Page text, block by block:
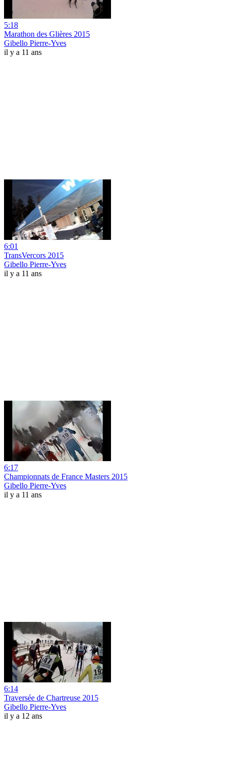
5:18
Marathon des Glières 2015
Gibello Pierre-Yves
il y a 11 ans
6:01
TransVercors 2015
Gibello Pierre-Yves
il y a 11 ans
6:17
Championnats de France Masters 2015
Gibello Pierre-Yves
il y a 11 ans
6:14
Traversée de Chartreuse 2015
Gibello Pierre-Yves
il y a 12 ans